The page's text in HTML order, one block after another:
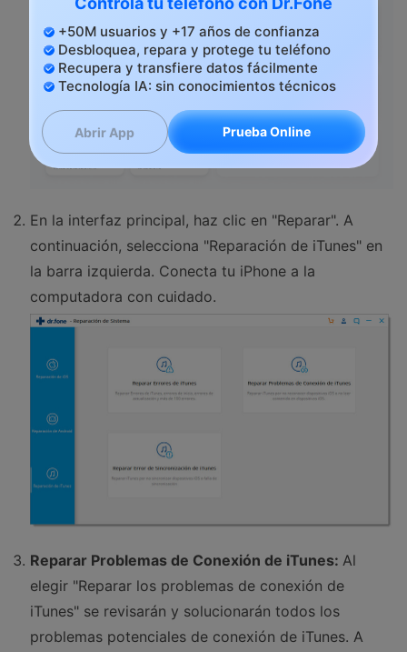
En la interfaz principal, haz clic en "Reparar". A
continuación, selecciona "Reparación de iTunes" en
la barra izquierda. Conecta tu iPhone a la
computadora con cuidado.
Reparar Problemas de Conexión de iTunes: Al
elegir "Reparar los problemas de conexión de
iTunes" se revisarán y solucionarán todos los
problemas potenciales de conexión de iTunes. A
+50M usuarios y +17 años de confianza
Desbloquea, repara y protege tu teléfono
Recupera y transfiere datos fácilmente
Tecnología IA: sin conocimientos técnicos
Abrir App Prueba Online